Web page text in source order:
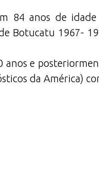
84 anos de
Botucatu 1967-
e
da América)